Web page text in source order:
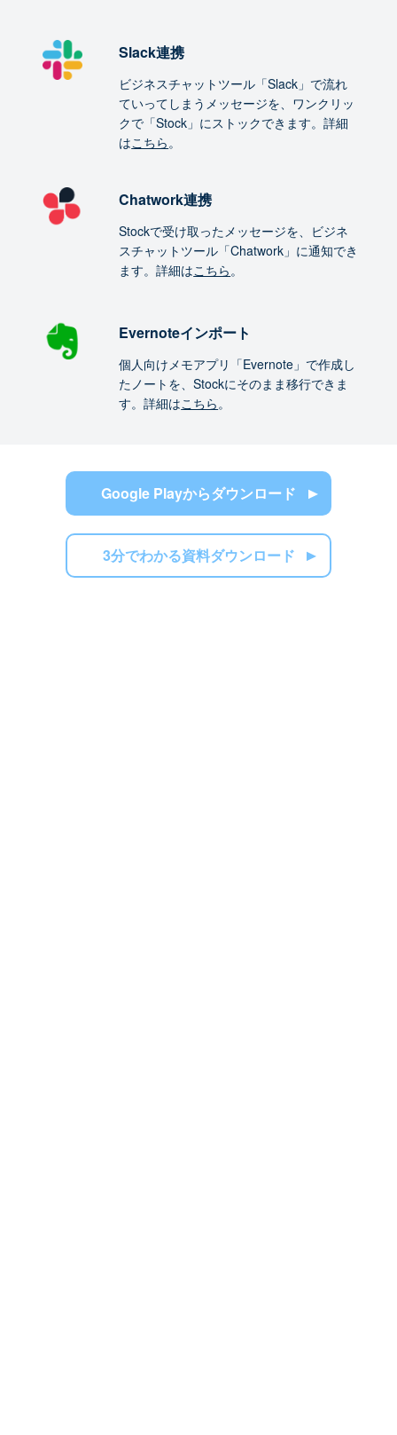
Slack連携
ビジネスチャットツール「Slack」で流れ
ていってしまうメッセージを、ワンクリッ
クで「Stock」にストックできます。詳細
はこちら。
Chatwork連携
Stockで受け取ったメッセージを、ビジネ
スチャットツール「Chatwork」に通知でき
ます。詳細はこちら。
Evernoteインポート
個人向けメモアプリ「Evernote」で作成し
たノートを、Stockにそのまま移行できま
す。詳細はこちら。
Google Playからダウンロード
3分でわかる資料ダウンロード